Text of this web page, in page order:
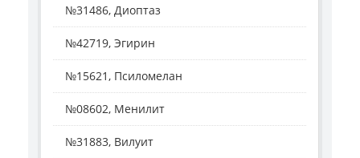
№31486, Диоптаз
№42719, Эгирин
№15621, Псиломелан
№08602, Менилит
№31883, Вилуит